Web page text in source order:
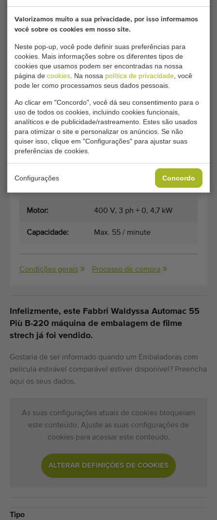
Valorizamos muito a sua privacidade, por isso informamos
você sobre os cookies em nosso site.
Neste pop-up, você pode definir suas preferências para
cookies. Mais informações sobre os diferentes tipos de
cookies que usamos podem ser encontradas na nossa
página de cookies . Na nossa política de privacidade , você
pode ler como processamos seus dados pessoais.
Ao clicar em "Concordo", você dá seu consentimento para o
uso de todos os cookies, incluindo cookies funcionais,
analíticos e de publicidade/rastreamento. Estes são usados
para otimizar o site e personalizar os anúncios. Se não
quiser isso, clique em "Configurações" para ajustar suas
preferências de cookies.
Configurações Concordo
Folha: Filme estirável simples e
a folha impressa)
Largura da folha: De 330 a 550 mm
Espessura da folha: 14 a 35 mícrons
verificada e reparada por um técnico
especializado!
Especificações técnicas:
B-220 Automac PIU 55
Motor: 400 V, 3 ph + 0, 4,7 kW
Capacidade: Max. 55 / minute
Condições gerais Processo de compra
Infelizmente, este Fabbri Waldyssa Automac 55
Più B-220 máquina de embalagem de filme
strech já foi vendido.
Gostaria de ser informado quando um Embaladoras com
película estirável comparável estiver disponível? Preencha
aqui os seus dados.
As suas configurações atuais de cookies bloqueiam
este conteúdo. Ajuste as suas configurações de
cookies para acessar este conteúdo.
ALTERAR DEFINIÇÕES DE COOKIES
Tipo